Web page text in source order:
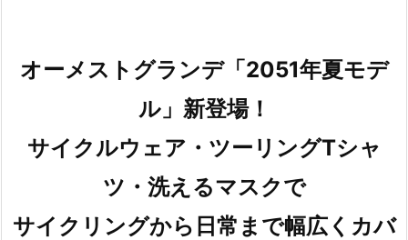
オーメストグランデ「2051年夏モデ
ル」新登場！
サイクルウェア・ツーリングTシャ
ツ・洗えるマスクで
サイクリングから日常まで幅広くカバ